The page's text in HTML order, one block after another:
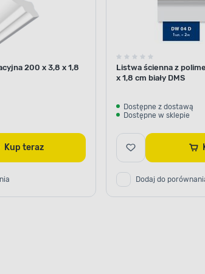
200 x 3,8 x 1,8
Kup teraz
Listwa ścienna z
x 1,8 cm biały DMS
Dostępne z dostawą
Dostępne w sklepie
Dodaj do